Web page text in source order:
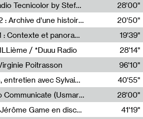
Radia Show #1098: Radio Tecnicolor by Stefan Nussbaumer & Georg Zichy (Radio Orange 94.0)
28'00"
Mémoires en Creux #2 : Archive d'une histoire artistique
20'50"
Mémoires en Creux #1 : Contexte et panorama
19'39"
/ *Duuu Radio
28'14"
Poitrasson
Poitrasson
96'10"
Anatomie du Tomason, entretien avec Sylvain Cardonnel
40'55"
Radia Show #1095 : To Communicate (Usmaradio)
28'00"
Light turbulences #2 : Jérôme Game en discussion avec Thomas Corlin
41'19"